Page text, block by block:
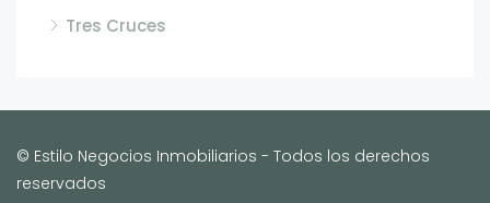
Tres Cruces
© Estilo Negocios Inmobiliarios - Todos los derechos
reservados